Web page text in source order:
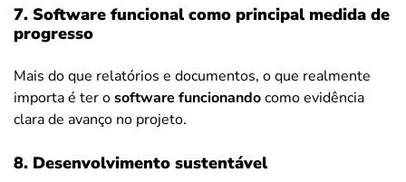
7. Software funcional como principal medida de
progresso
Mais do que relatórios e documentos, o que realmente
importa é ter osoftware funcionandocomo evidência
clara de avanço no projeto.
8. Desenvolvimento sustentável